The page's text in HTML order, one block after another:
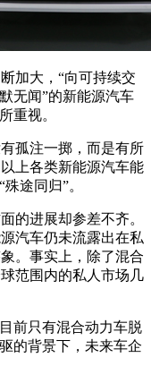
加大，“向可持续交
无闻”的新能源汽车
重视。
孤注一掷，而是有所
上各类新能源汽车能
途同归”。
的进展却参差不齐。
汽车仍未流露出在私
。事实上，除了混合
范围内的私人市场几
前只有混合动力车脱
的背景下，未来车企